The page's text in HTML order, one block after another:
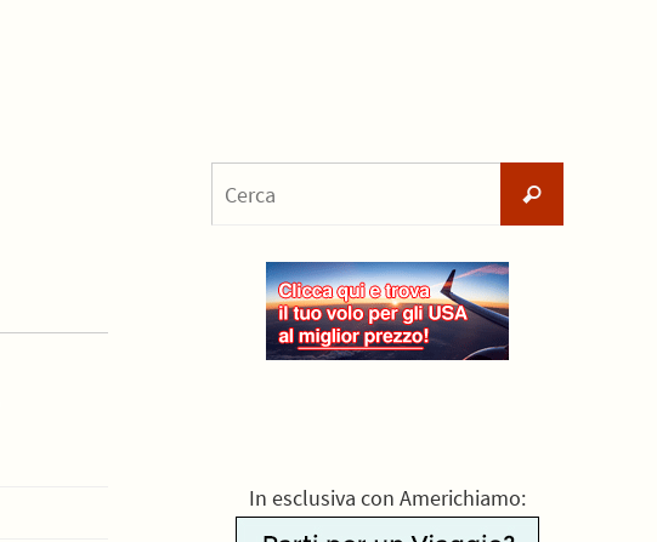
Cerca
In esclusiva con Americhiamo: